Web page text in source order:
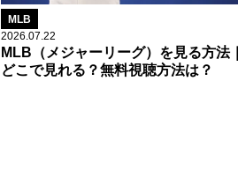
MLB
2026.07.22
MLB（メジャーリーグ）を見る方法｜
どこで見れる？無料視聴方法は？